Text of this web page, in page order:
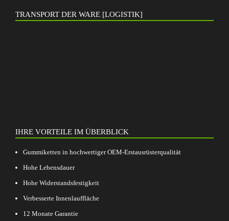
TRANSPORT DER WARE [LOGISTIK]
IHRE VORTEILE IM ÜBERBLICK
Gummiketten in hochwertiger OEM-Erstausrüsterqualität
Hohe Lebensdauer
Hohe Widerstandsfestigkeit
Verbesserte Innenlauffläche
12 Monate Garantie